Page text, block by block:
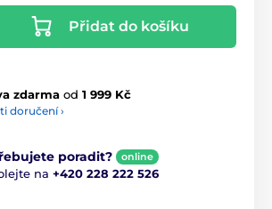
Přidat do košíku
zdarma od 1 999 Kč
doručení ›
poradit? online
na +420 228 222 526